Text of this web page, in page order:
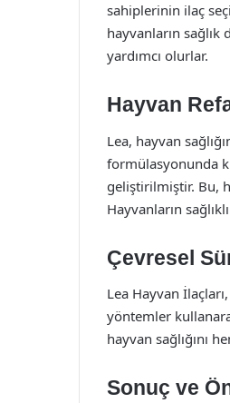
sahiplerinin ilaç
hayvanların
yardımcı olurlar.
Hayvan
Lea, hayvan
formülasyonunda
geliştirilmiştir. Bu,
Hayvanların
Çevresel
Lea Hayvan
yöntemler
hayvan sağlığını
Sonuç ve